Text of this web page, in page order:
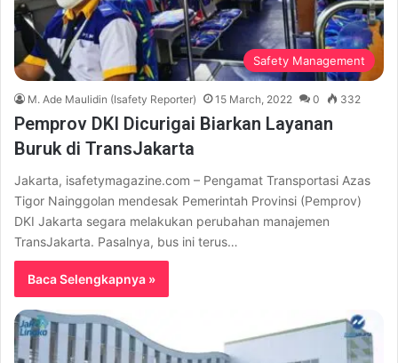
Safety Management
M. Ade Maulidin (Isafety Reporter) 15 March, 2022 0 332
Pemprov DKI Dicurigai Biarkan Layanan
Buruk di TransJakarta
Jakarta, isafetymagazine.com – Pengamat Transportasi Azas
Tigor Nainggolan mendesak Pemerintah Provinsi (Pemprov)
DKI Jakarta segara melakukan perubahan manajemen
TransJakarta. Pasalnya, bus ini terus…
Baca Selengkapnya »